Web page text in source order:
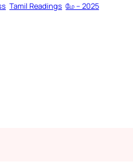
Tamil Readings மே – 2025